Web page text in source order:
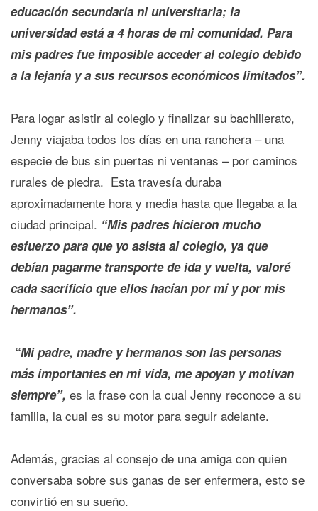
educación secundaria ni universitaria; la
universidad está a 4 horas de mi comunidad. Para
mis padres fue imposible acceder al colegio debido
a la lejanía y a sus recursos económicos limitados”.
Para logar asistir al colegio y finalizar su bachillerato,
Jenny viajaba todos los días en una ranchera – una
especie de bus sin puertas ni ventanas – por caminos
rurales de piedra. Esta travesía duraba
aproximadamente hora y media hasta que llegaba a la
ciudad principal. “Mis padres hicieron mucho
esfuerzo para que yo asista al colegio, ya que
debían pagarme transporte de ida y vuelta, valoré
cada sacrificio que ellos hacían por mí y por mis
hermanos”.
“Mi padre, madre y hermanos son las personas
más importantes en mi vida, me apoyan y motivan
siempre”, es la frase con la cual Jenny reconoce a su
familia, la cual es su motor para seguir adelante.
Además, gracias al consejo de una amiga con quien
conversaba sobre sus ganas de ser enfermera, esto se
convirtió en su sueño.